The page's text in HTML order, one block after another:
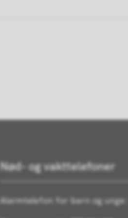
Nød- og vakttelefoner
Alarmtelefon for barn og unge: